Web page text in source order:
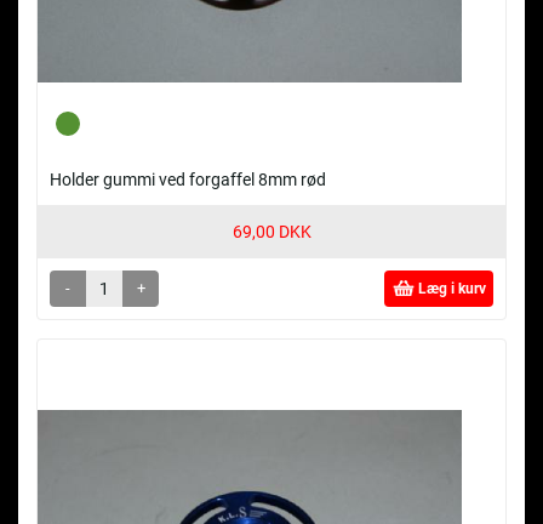
Holder gummi ved forgaffel 8mm rød
69,00 DKK
- + Læg i kurv